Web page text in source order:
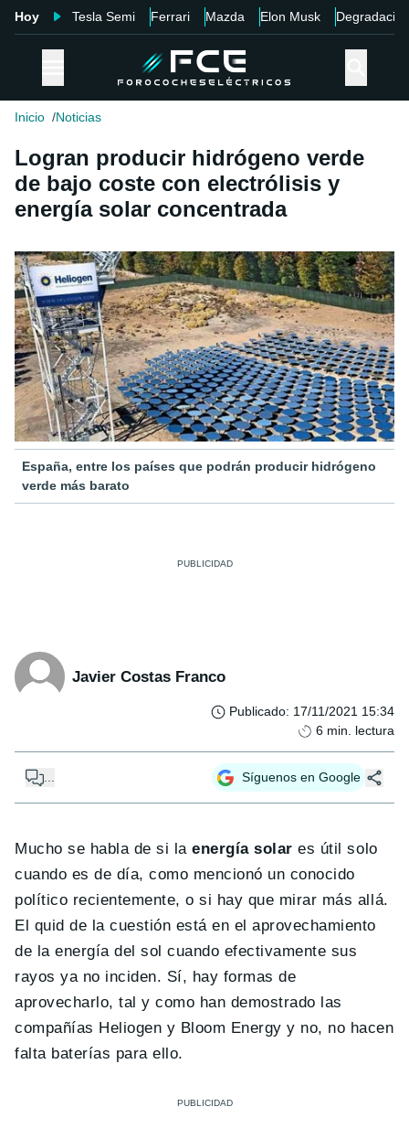
Hoy Tesla Semi Ferrari Mazda Elon Musk Degradación
Inicio Noticias
Logran producir hidrógeno verde
de bajo coste con electrólisis y
energía solar concentrada
España, entre los países que podrán producir hidrógeno
verde más barato
Javier Costas Franco
Publicado: 17/11/2021 15:34
6 min. lectura
... Síguenos en Google
Mucho se habla de si laenergía solar es útil solo
cuando es de día, como mencionó un conocido
político recientemente, o si hay que mirar más allá.
El quid de la cuestión está en el aprovechamiento
de la energía del sol cuando efectivamente sus
rayos ya no inciden. Sí, hay formas de
aprovecharlo, tal y como han demostrado las
compañías Heliogen y Bloom Energy y no, no hacen
falta baterías para ello.